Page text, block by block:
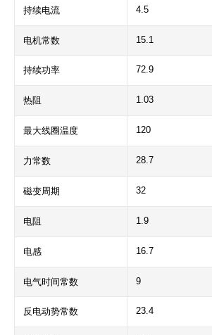
持续电流 4.5
电机常数 15.1
持续功率 72.9
热阻 1.03
最大线圈温度 120
力常数 28.7
磁变周期 32
电阻 1.9
电感 16.7
电气时间常数 9
反电动势常数 23.4